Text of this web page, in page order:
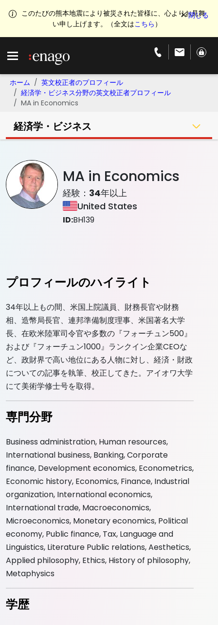
このたびの熊本地震により被災された皆様に、心よりお見舞
い申し上げます。（全文はこちら ）
ホーム
英文校正者のプロフィール
経済学・ビジネス分野の英文校正者プロフィール
MA in Economics
経済学・ビジネス
MA in Economics
経験： 34年以上
United States
ID:BH139
プロフィールのハイライト
34年以上もの間、米国上院議員、財務長官や財務
相、造幣局長官、連邦準備制度理事、米国著名大学
長、在欧米陸軍司令官や多数の『フォーチュン500』
および『フォーチュン1000』ランクイン企業CEOな
ど、政財界で高い地位にある人物に対し、経済・財政
についての記事を執筆、校正してきた。アイオワ大学
にて美術学修士号を取得。
専門分野
Business administration, Human resources,
International business, Banking, Corporate
finance, Development economics, Econometrics,
Economic history, Economics, Finance, Industrial
organization, International economics,
International trade, Macroeconomics,
Microeconomics, Monetary economics, Political
economy, Public finance, Tax, Language and
Linguistics, Literature Public relations, Aesthetics,
Applied philosophy, Ethics, History of philosophy,
Metaphysics
学歴